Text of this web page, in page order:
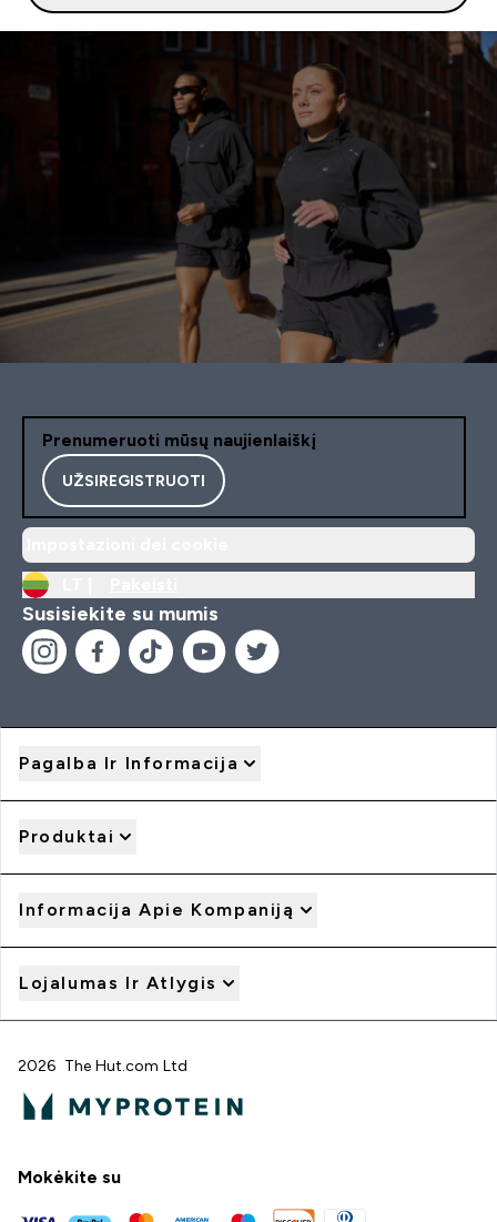
Prenumeruoti mūsų naujienlaiškį
UŽSIREGISTRUOTI
Susisiekite su mumis
Pagalba Ir Informacija
Produktai
Informacija Apie Kompaniją
Lojalumas Ir Atlygis
2026 The Hut.com Ltd
Mokėkite su